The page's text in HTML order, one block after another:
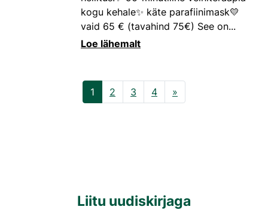
kogu kehale✨ käte parafiinimask💛
vaid 65 € (tavahind 75€) See on...
Loe lähemalt
1 2 3 4 »
Liitu uudiskirjaga